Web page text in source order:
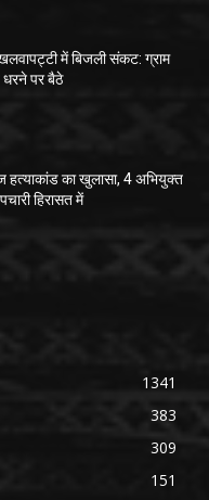
में बिजली संकट: ग्राम
धरने पर बैठे
हत्याकांड का खुलासा, 4 अभियुक्त
हिरासत में
1341
383
309
151